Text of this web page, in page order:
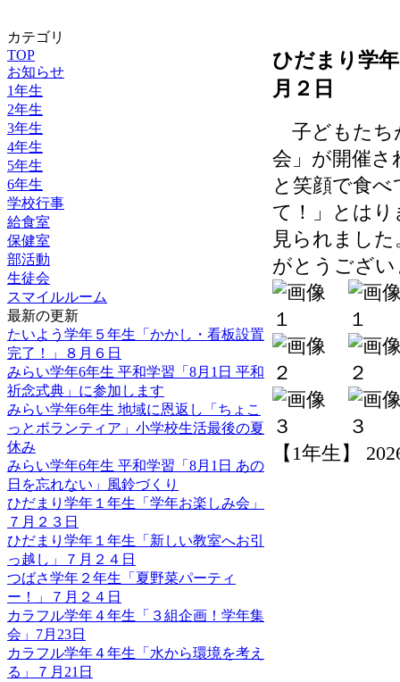
カテゴリ
TOP
お知らせ
1年生
2年生
3年生
4年生
5年生
6年生
学校行事
給食室
保健室
部活動
生徒会
スマイルルーム
最新の更新
たいよう学年５年生「かかし・看板設置
完了！」８月６日
みらい学年6年生 平和学習「8月1日 平和
祈念式典」に参加します
みらい学年6年生 地域に恩返し「ちょこ
っとボランティア」小学校生活最後の夏
休み
みらい学年6年生 平和学習「8月1日 あの
日を忘れない」風鈴づくり
ひだまり学年１年生「学年お楽しみ会」
７月２３日
ひだまり学年１年生「新しい教室へお引
っ越し」７月２４日
つばさ学年２年生「夏野菜パーティ
ー！」７月２４日
カラフル学年４年生「３組企画！学年集
会」7月23日
カラフル学年４年生「水から環境を考え
る」７月21日
ひだまり学
月２日
子どもたち
会」が開催さ
と笑顔で食
て！」とは
見られまし
がとうござ
【1年生】